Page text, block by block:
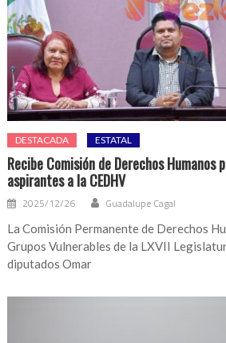
DESTACADA ESTATAL
Recibe Comisión de Derechos Humanos
aspirantes a la CEDHV
2025/12/26 Guadalupe Cagal
La Comisión Permanente de Derechos
Grupos Vulnerables de la LXVII
diputados Omar